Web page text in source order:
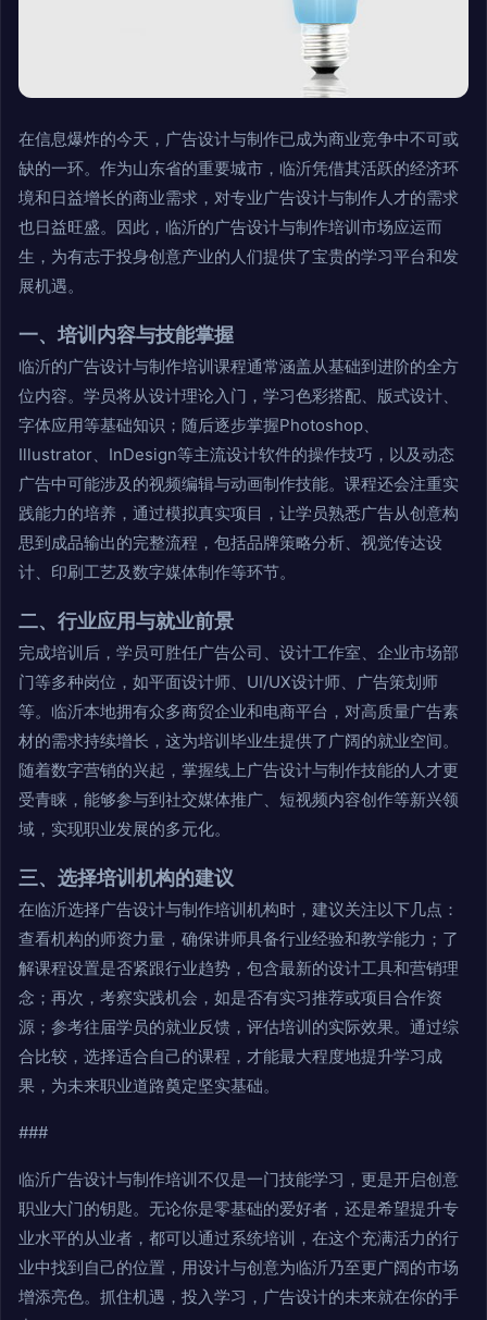
在信息爆炸的今天，广告设计与制作已成为商业竞争中不可或
缺的一环。作为山东省的重要城市，临沂凭借其活跃的经济环
境和日益增长的商业需求，对专业广告设计与制作人才的需求
也日益旺盛。因此，临沂的广告设计与制作培训市场应运而
生，为有志于投身创意产业的人们提供了宝贵的学习平台和发
展机遇。
一、培训内容与技能掌握
临沂的广告设计与制作培训课程通常涵盖从基础到进阶的全方
位内容。学员将从设计理论入门，学习色彩搭配、版式设计、
字体应用等基础知识；随后逐步掌握Photoshop、
Illustrator、InDesign等主流设计软件的操作技巧，以及动态
广告中可能涉及的视频编辑与动画制作技能。课程还会注重实
践能力的培养，通过模拟真实项目，让学员熟悉广告从创意构
思到成品输出的完整流程，包括品牌策略分析、视觉传达设
计、印刷工艺及数字媒体制作等环节。
二、行业应用与就业前景
完成培训后，学员可胜任广告公司、设计工作室、企业市场部
门等多种岗位，如平面设计师、UI/UX设计师、广告策划师
等。临沂本地拥有众多商贸企业和电商平台，对高质量广告素
材的需求持续增长，这为培训毕业生提供了广阔的就业空间。
随着数字营销的兴起，掌握线上广告设计与制作技能的人才更
受青睐，能够参与到社交媒体推广、短视频内容创作等新兴领
域，实现职业发展的多元化。
三、选择培训机构的建议
在临沂选择广告设计与制作培训机构时，建议关注以下几点：
查看机构的师资力量，确保讲师具备行业经验和教学能力；了
解课程设置是否紧跟行业趋势，包含最新的设计工具和营销理
念；再次，考察实践机会，如是否有实习推荐或项目合作资
源；参考往届学员的就业反馈，评估培训的实际效果。通过综
合比较，选择适合自己的课程，才能最大程度地提升学习成
果，为未来职业道路奠定坚实基础。
###
临沂广告设计与制作培训不仅是一门技能学习，更是开启创意
职业大门的钥匙。无论你是零基础的爱好者，还是希望提升专
业水平的从业者，都可以通过系统培训，在这个充满活力的行
业中找到自己的位置，用设计与创意为临沂乃至更广阔的市场
增添亮色。抓住机遇，投入学习，广告设计的未来就在你的手